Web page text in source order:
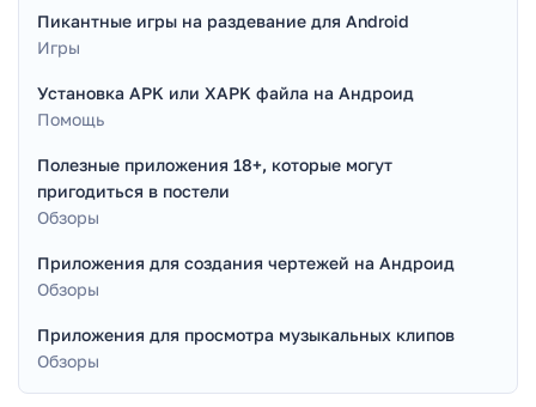
Пикантные игры на раздевание для Android
Игры
Установка APK или XAPK файла на Андроид
Помощь
Полезные приложения 18+, которые могут
пригодиться в постели
Обзоры
Приложения для создания чертежей на Андроид
Обзоры
Приложения для просмотра музыкальных клипов
Обзоры